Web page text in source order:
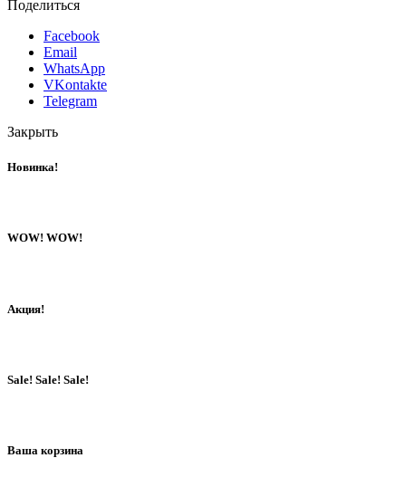
Поделиться
Facebook
Email
WhatsApp
VKontakte
Telegram
Закрыть
Новинка!
WOW! WOW!
Акция!
Sale! Sale! Sale!
Ваша корзина